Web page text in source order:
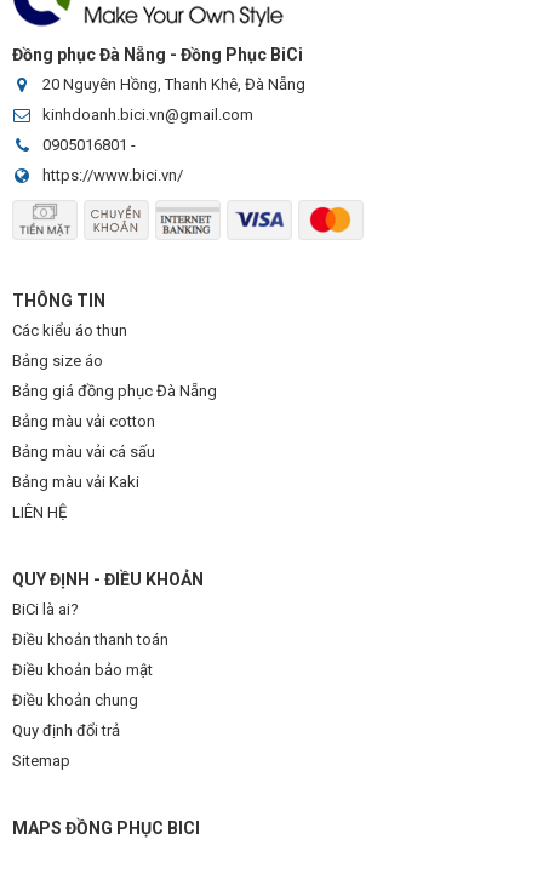
Đồng phục Đà Nẵng - Đồng Phục BiCi
20 Nguyên Hồng, Thanh Khê, Đà Nẵng
kinhdoanh.bici.vn@gmail.com
0905016801 -
https://www.bici.vn/
THÔNG TIN
Các kiểu áo thun
Bảng size áo
Bảng giá đồng phục Đà Nẵng
Bảng màu vải cotton
Bảng màu vải cá sấu
Bảng màu vải Kaki
LIÊN HỆ
QUY ĐỊNH - ĐIỀU KHOẢN
BiCi là ai?
Điều khoản thanh toán
Điều khoản bảo mật
Điều khoản chung
Quy định đổi trả
Sitemap
MAPS ĐỒNG PHỤC BICI